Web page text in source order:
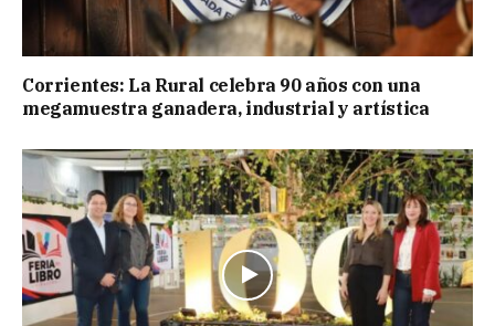
Corrientes: La Rural celebra 90 años con una
megamuestra ganadera, industrial y artística